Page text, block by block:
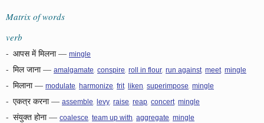
Matrix of words
verb
- आपस में मिलना— mingle
- मिल जाना— amalgamate conspire roll in flour run against meet mingle
- मिलाना— modulate harmonize frit liken superimpose mingle
- एकत्र करना— assemble levy raise reap concert mingle
- संयुक्त होना— coalesce team up with aggregate mingle